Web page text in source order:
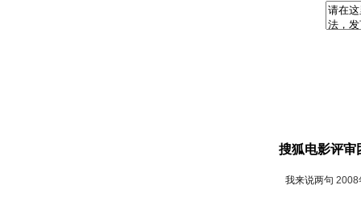
搜狐电影评审
我来说两句 2008